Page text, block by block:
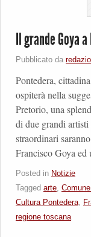
Il grande Goya
Pubblicato da
Pontedera,
ospiterà nella
Pretorio, una
di due grandi
straordinari
Francisco Goya
Posted in Notizie
Tagged arte,
Cultura Pontedera,
regione toscana